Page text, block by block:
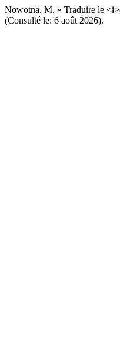
Nowotna, M. « Traduire le
(Consulté le: 6 août 2026).